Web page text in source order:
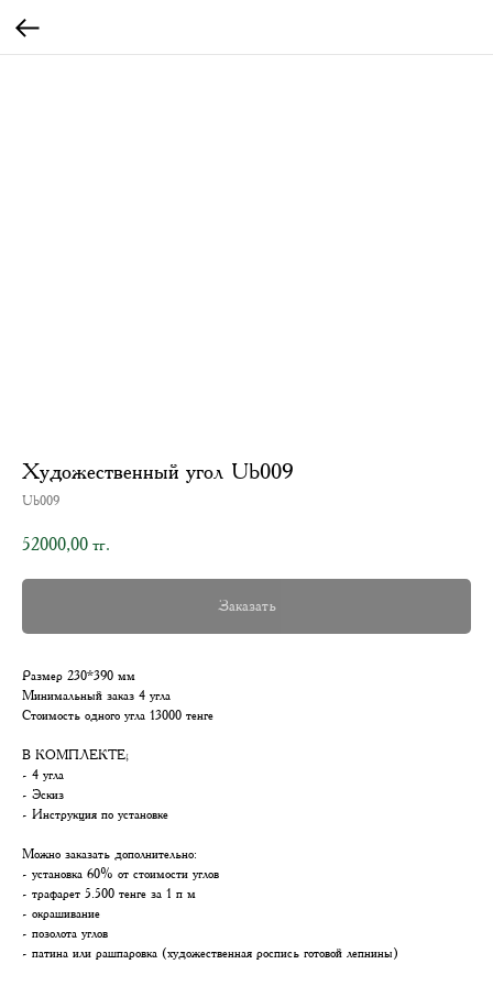
Художественный угол Ub009
Ub009
52000,00 тг.
Заказать
Размер 230*390 мм
Минимальный заказ 4 угла
Стоимость одного угла 13000 тенге
В КОМПЛЕКТЕ;
- 4 угла
- Эскиз
- Инструкция по установке
Можно заказать дополнительно:
- установка 60% от стоимости углов
- трафарет 5.500 тенге за 1 п м
- окрашивание
- позолота углов
- патина или рашпаровка (художественная роспись готовой лепнины)